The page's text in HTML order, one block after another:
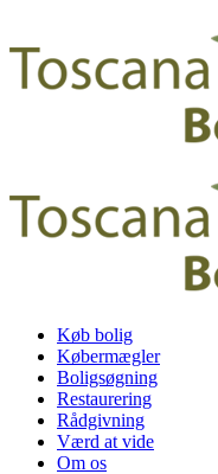
Køb bolig
Købermægler
Boligsøgning
Restaurering
Rådgivning
Værd at vide
Om os